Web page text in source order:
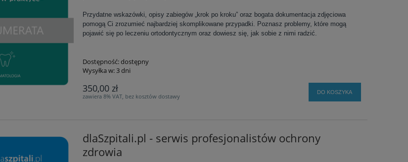
Przydatne wskazówki, opisy zabiegów „krok po kroku” oraz bogata dokumentacja zdjęciowa
pomogą Ci zrozumieć najbardziej skomplikowane przypadki. Poznasz problemy, które mogą
pojawić się po leczeniu ortodontycznym oraz dowiesz się, jak sobie z nimi radzić.
Dostępność:dostępny
Wysyłka w: 3 dni
350,00 zł
zawiera 8% VAT, bez kosztów dostawy
DO KOSZYKA
dlaSzpitali.pl - serwis profesjonalistów ochrony
zdrowia